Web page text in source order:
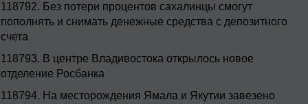
118792. Без потери процентов сахалинцы смогут
пополнять и снимать денежные средства с депозитного
счета
118793. В центре Владивостока открылось новое
отделение Росбанка
118794. На месторождения Ямала и Якутии завезено